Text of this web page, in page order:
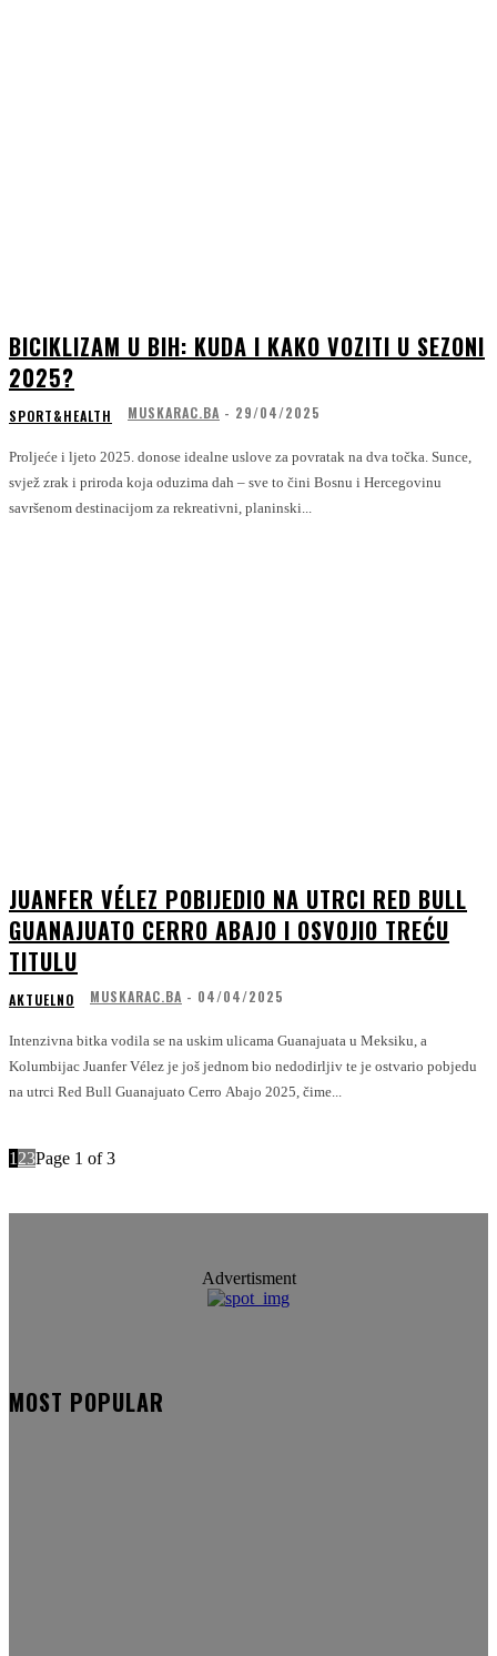
BICIKLIZAM U BIH: KUDA I KAKO VOZITI U SEZONI
2025?
SPORT&HEALTH MUSKARAC.BA - 29/04/2025
Proljeće i ljeto 2025. donose idealne uslove za povratak na dva točka. Sunce,
svjež zrak i priroda koja oduzima dah – sve to čini Bosnu i Hercegovinu
savršenom destinacijom za rekreativni, planinski...
JUANFER VÉLEZ POBIJEDIO NA UTRCI RED BULL
GUANAJUATO CERRO ABAJO I OSVOJIO TREĆU
TITULU
AKTUELNO MUSKARAC.BA - 04/04/2025
Intenzivna bitka vodila se na uskim ulicama Guanajuata u Meksiku, a
Kolumbijac Juanfer Vélez je još jednom bio nedodirljiv te je ostvario pobjedu
na utrci Red Bull Guanajuato Cerro Abajo 2025, čime...
1 23Page 1 of 3
Advertisment
MOST POPULAR